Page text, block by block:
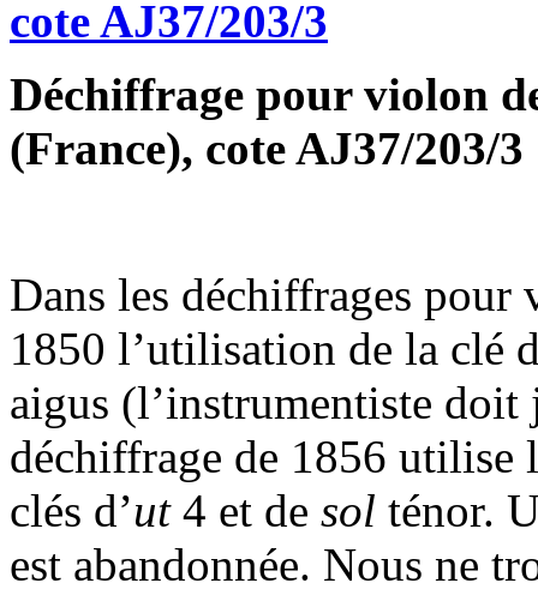
Déchiffrage pour violon
(France), cote AJ37/203/3
Dans les déchiffrages
1850 l’utilisation de la clé
aigus (l’instrumentiste
déchiffrage de 1856 utilise
clés d’ut4 et de sol ténor.
est abandonnée. Nous ne